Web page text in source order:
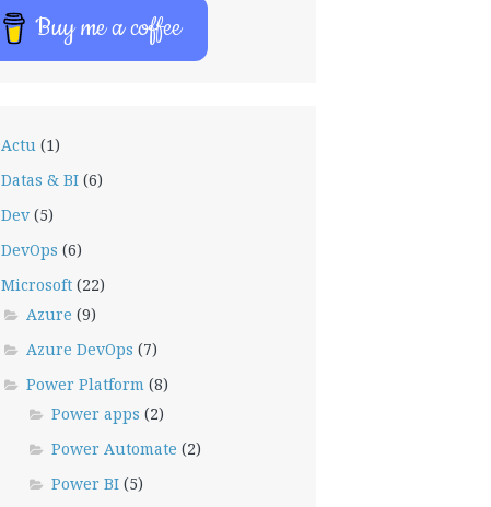
Buy me a coffee
Actu(1)
Datas & BI(6)
Dev(5)
DevOps (6)
Microsoft(22)
Azure (9)
Azure DevOps (7)
Power Platform(8)
Power apps (2)
Power Automate (2)
Power BI(5)